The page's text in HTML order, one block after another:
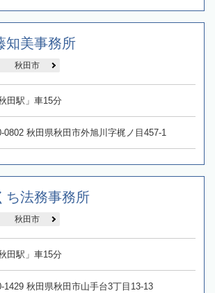
知美事務所
秋田市
田駅」車15分
0802 秋田県秋田市外旭川字梶ノ目457-1
ち法務事務所
秋田市
田駅」車15分
1429 秋田県秋田市山手台3丁目13-13